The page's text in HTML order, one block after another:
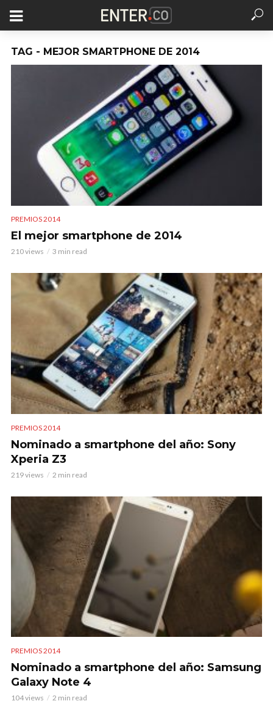
TAG - MEJOR SMARTPHONE DE 2014
PREMIOS 2014
El mejor smartphone de 2014
210 views 3 min read
PREMIOS 2014
Nominado a smartphone del año: Sony
Xperia Z3
219 views 2 min read
PREMIOS 2014
Nominado a smartphone del año: Samsung
Galaxy Note 4
104 views 2 min read